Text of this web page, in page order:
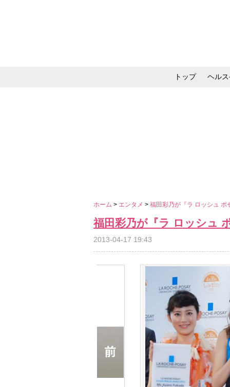
トップ ヘル
ホーム > エンタメ > 福田彩乃が『ラ ロッシュ
福田彩乃が『ラ ロッシュ
2013-04-17 19:43